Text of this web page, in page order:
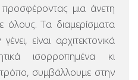
μια άνετη
όλους. Τα διαμερίσματα
είναι αρχιτεκτονικά
ισορροπημένα κι
συμβάλλουμε στην